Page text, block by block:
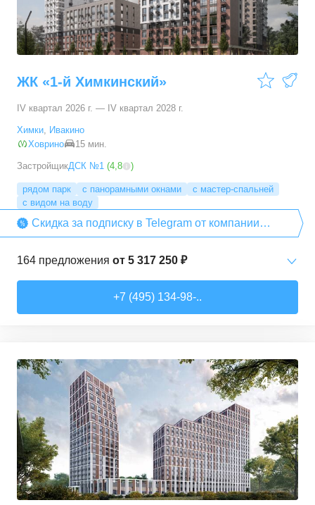
3-комн. кв. от 12 625 710 ₽
74,13–81,15м² предложений
ЖК «1-й Химкинский»
IV квартал 2026 г. — IV квартал 2028 г.
Химки, Ивакино
Ховрино
15 мин.
ЗастройщикДСК №1 (4,8 )
рядом парк с панорамными окнами
с мастер-спальней
с видом на воду
Скидка за подписку в Telegram от компании
«ДСК №1»
164 предложения от 5 317 250 ₽
32,2–38,9м² 50 предложений
2-комн. кв. от9 842 550 ₽
40,8–63,2 63 предложения
3-комн. кв. от13 236 080 ₽
61,8–80,8м² 17 предложений
+7 (495) 134-98-..
4,3